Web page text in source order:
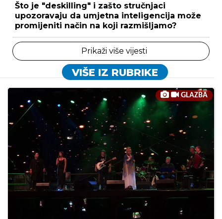
Što je "deskilling" i zašto stručnjaci
upozoravaju da umjetna inteligencija može
promijeniti način na koji razmišljamo?
Prikaži više vijesti
VIŠE IZ RUBRIKE
GLAZBA